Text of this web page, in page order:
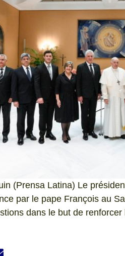
(Prensa Latina) Le
par le pape François au
dans le but de